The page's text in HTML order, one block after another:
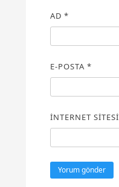
AD *
E-POSTA *
İNTERNET SITESI